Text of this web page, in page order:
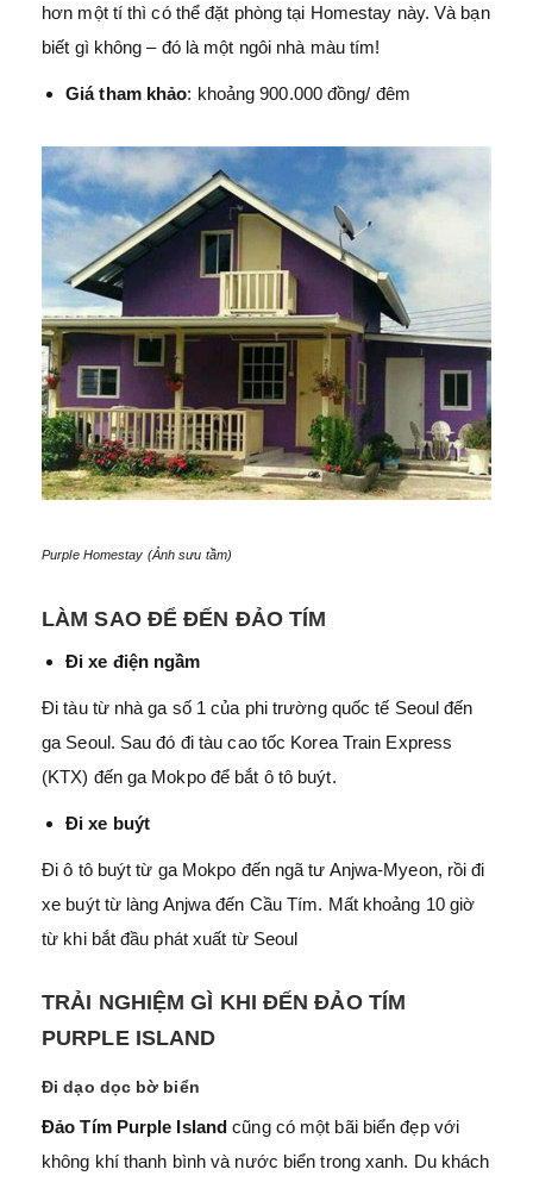
hơn một tí thì có thể đặt phòng tại Homestay này. Và bạn
biết gì không – đó là một ngôi nhà màu tím!
Giá tham khảo: khoảng 900.000 đồng/ đêm
Purple Homestay (Ảnh sưu tầm)
LÀM SAO ĐỂ ĐẾN ĐẢO TÍM
Đi xe điện ngầm
Đi tàu từ nhà ga số 1 của phi trường quốc tế Seoul đến
ga Seoul. Sau đó đi tàu cao tốc Korea Train Express
(KTX) đến ga Mokpo để bắt ô tô buýt.
Đi xe buýt
Đi ô tô buýt từ ga Mokpo đến ngã tư Anjwa-Myeon, rồi đi
xe buýt từ làng Anjwa đến Cầu Tím. Mất khoảng 10 giờ
từ khi bắt đầu phát xuất từ Seoul
TRẢI NGHIỆM GÌ KHI ĐẾN ĐẢO TÍM
PURPLE ISLAND
Đi dạo dọc bờ biển
Đảo Tím Purple Island cũng có một bãi biển đẹp với
không khí thanh bình và nước biển trong xanh. Du khách